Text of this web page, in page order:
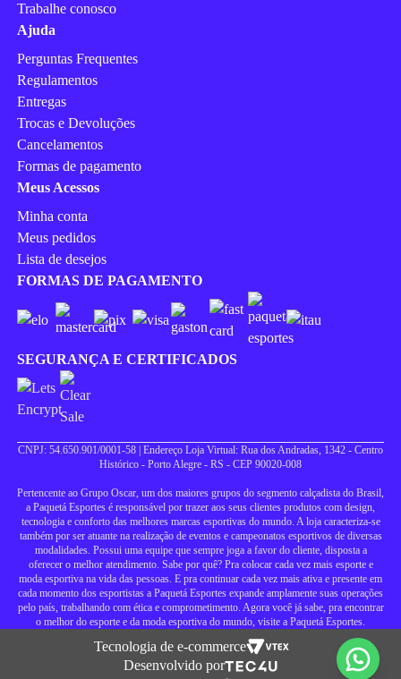
Trabalhe conosco
Ajuda
Perguntas Frequentes
Regulamentos
Entregas
Trocas e Devoluções
Cancelamentos
Formas de pagamento
Meus Acessos
Minha conta
Meus pedidos
Lista de desejos
FORMAS DE PAGAMENTO
SEGURANÇA E CERTIFICADOS
CNPJ: 54.650.901/0001-58 | Endereço Loja Virtual: Rua dos Andradas, 1342 - Centro
Histórico - Porto Alegre - RS - CEP 90020-008
Pertencente ao Grupo Oscar, um dos maiores grupos do segmento calçadista do Brasil,
a Paquetá Esportes é responsável por trazer aos seus clientes produtos com design,
tecnologia e conforto das melhores marcas esportivas do mundo. A loja caracteriza-se
também por ser atuante na realização de eventos e campeonatos esportivos de diversas
modalidades. Possui uma equipe que sempre joga a favor do cliente, disposta a
oferecer o melhor atendimento. Sabe por quê? Pra colocar cada vez mais esporte e
moda esportiva na vida das pessoas. E pra continuar cada vez mais ativa e presente em
cada momento dos esportistas a Paquetá Esportes expande amplamente suas operações
pelo país, trabalhando com ética e comprometimento. Agora você já sabe, pra encontrar
o melhor do esporte e da moda esportiva do mundo, visite a Paquetá Esportes.
Tecnologia de e-commerce
Desenvolvido por